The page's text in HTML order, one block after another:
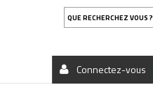
QUE RECHERCHEZ VOUS ?
Connectez-vous